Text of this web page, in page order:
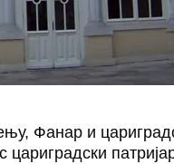
Фанар и